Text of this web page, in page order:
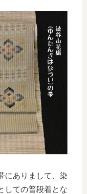
にありまして、染
しての普段着とな